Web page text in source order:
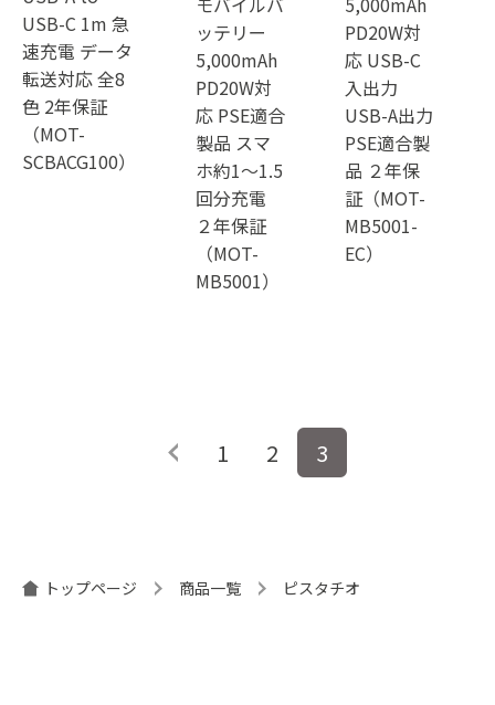
USB-C 1m 急
速充電 データ
転送対応 全8
色 2年保証
（MOT-
SCBACG100）
ッテリー
5,000mAh
PD20W対
応 PSE適合
製品 スマ
ホ約1～1.5
回分充電
２年保証
（MOT-
MB5001）
PD20W対
応 USB-C
入出力
USB-A出力
PSE適合製
品 ２年保
証（MOT-
MB5001-
EC）
ー
1 2 3
トップページ 商品一覧 ピスタチオ